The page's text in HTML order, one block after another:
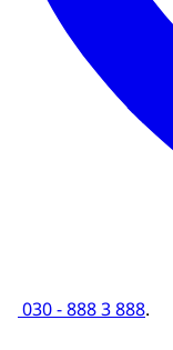
030 - 888 3 888.